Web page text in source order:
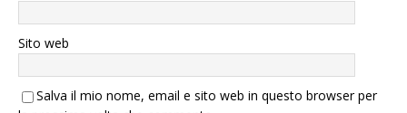
Sito web
Salva il mio nome, email e sito web in questo browser per